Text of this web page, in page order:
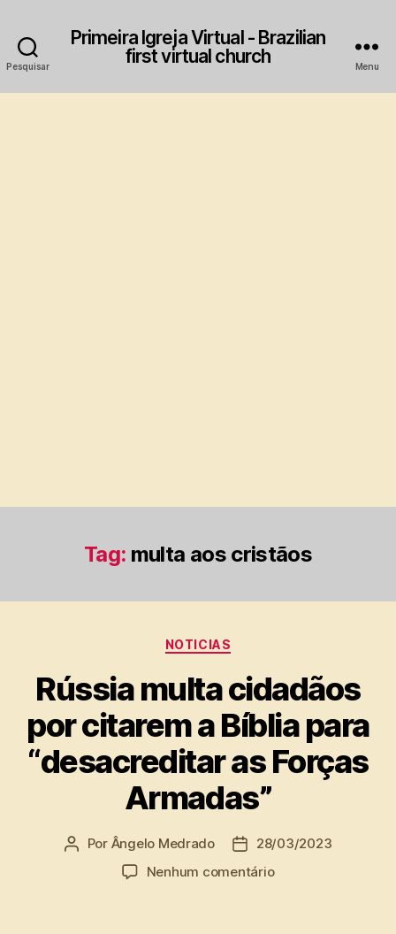
Pesquisar
Primeira Igreja Virtual - Brazilian
first virtual church
Menu
Tag: multa aos cristãos
Categorias
NOTICIAS
Rússia multa cidadãos
por citarem a Bíblia para
“desacreditar as Forças
Armadas”
Autor
Por Ângelo Medrado
Data
de
28/03/2023
Nenhum comentárioem